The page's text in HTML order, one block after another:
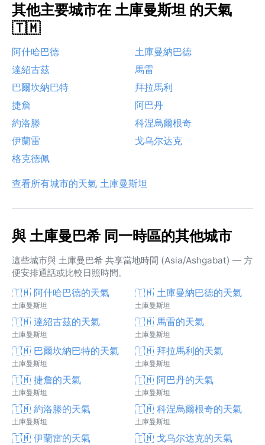
其他主要城市在 土庫曼斯坦 的天氣
🇹🇲
阿什哈巴德
土庫曼納巴德
達紹古茲
馬雷
巴爾坎納巴特
拜拉馬利
捷詹
阿巴丹
約洛滕
科涅烏爾根奇
伊蘭雷
戈乌尔达克
格克德佩
查看所有城市的天氣 土庫曼斯坦
與 土庫曼巴希 同一時區的其他城市
這些城市與 土庫曼巴希 共享當地時間 (Asia/Ashgabat) — 方
便安排通話或比較日照時間。
🇹🇲 阿什哈巴德的天氣
土庫曼斯坦
🇹🇲 土庫曼納巴德的天氣
土庫曼斯坦
🇹🇲 達紹古茲的天氣
土庫曼斯坦
🇹🇲 馬雷的天氣
土庫曼斯坦
🇹🇲 巴爾坎納巴特的天氣
土庫曼斯坦
🇹🇲 拜拉馬利的天氣
土庫曼斯坦
🇹🇲 捷詹的天氣
土庫曼斯坦
🇹🇲 阿巴丹的天氣
土庫曼斯坦
🇹🇲 約洛滕的天氣
土庫曼斯坦
🇹🇲 科涅烏爾根奇的天氣
土庫曼斯坦
🇹🇲 伊蘭雷的天氣 🇹🇲 戈乌尔达克的天氣